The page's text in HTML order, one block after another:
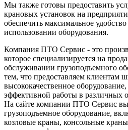
Мы также готовы предоставить
крановых установок на
обеспечить максимальное
использовании оборудования.
Компания ПТО Сервис - это
которое специализируется на
обслуживании грузоподъемного
тем, что предоставляем клиентам
высококачественное
эффективной работы в различных
На сайте компании ПТО Сервис вы
грузоподъемное оборудование,
козловые краны, консольные